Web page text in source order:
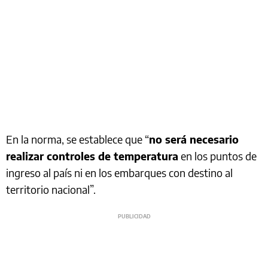
En la norma, se establece que “no será necesario
realizar controles de temperatura en los puntos de
ingreso al país ni en los embarques con destino al
territorio nacional”.